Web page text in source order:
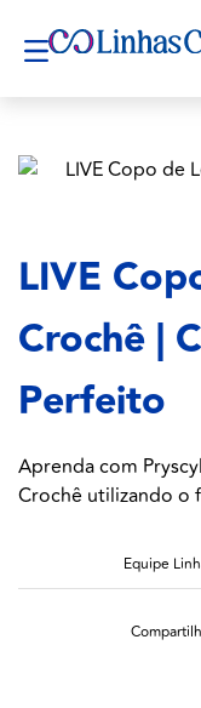
LIVE
Crochê |
Perfeito
Aprenda com
Crochê utilizando o
Equipe